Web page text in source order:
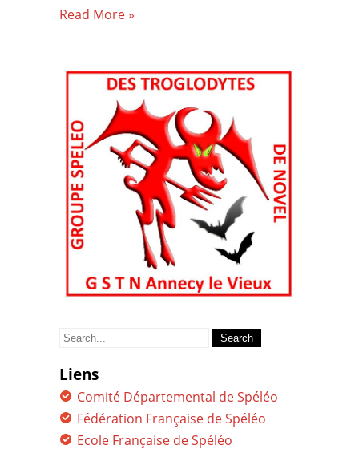
Read More »
Search
Liens
Comité Départemental de Spéléo
Fédération Française de Spéléo
Ecole Française de Spéléo